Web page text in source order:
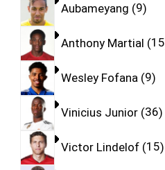
Aubameyang 9
Anthony Martial 15
Wesley Fofana 9
Vinicius Junior 36
Victor Lindelof 15